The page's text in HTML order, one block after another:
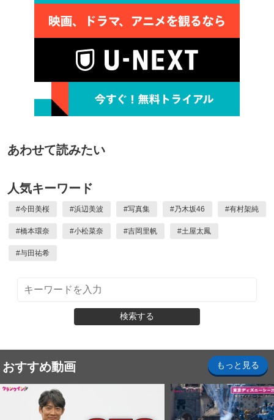
あわせて読みたい
人気キーワード
#今田美桜 #浜辺美波 #写真集 #乃木坂46 #有村架純
#橋本環奈 #小松菜奈 #吉岡里帆 #土屋太鳳
#与田祐希
検索する
おすすめ動画 もっと見る